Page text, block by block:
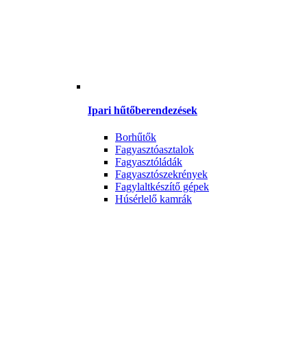
Ipari hűtőberendezések
Borhűtők
Fagyasztóasztalok
Fagyasztóládák
Fagyasztószekrények
Fagylaltkészítő gépek
Húsérlelő kamrák